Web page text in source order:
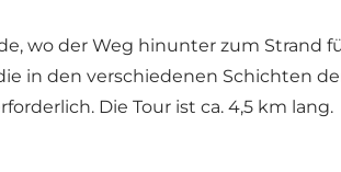
wo der Weg hinunter zum
in den verschiedenen Schichten
Die Tour ist ca. 4,5 km lang.